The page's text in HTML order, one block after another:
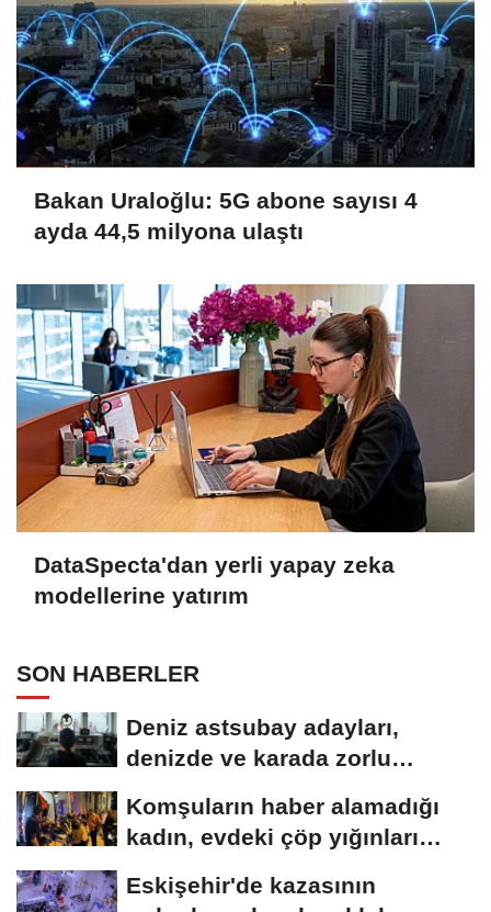
Bakan Uraloğlu: 5G abone sayısı 4
ayda 44,5 milyona ulaştı
DataSpecta'dan yerli yapay zeka
modellerine yatırım
SON HABERLER
Deniz astsubay adayları,
denizde ve karada zorlu
Komşuların haber alamadığı
kadın, evdeki çöp yığınları
Eskişehir'de kazasının